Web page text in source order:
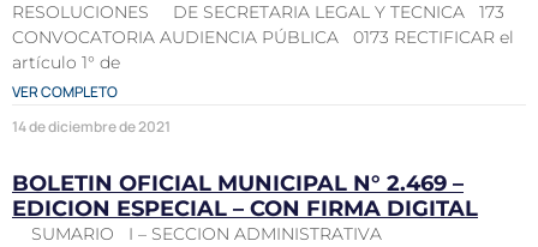
RESOLUCIONES DE SECRETARIA LEGAL Y TECNICA 173
CONVOCATORIA AUDIENCIA PÚBLICA 0173 RECTIFICAR el
artículo 1° de
VER COMPLETO
14 de diciembre de 2021
BOLETIN OFICIAL MUNICIPAL N° 2.469 –
EDICION ESPECIAL – CON FIRMA DIGITAL
SUMARIO I – SECCION ADMINISTRATIVA